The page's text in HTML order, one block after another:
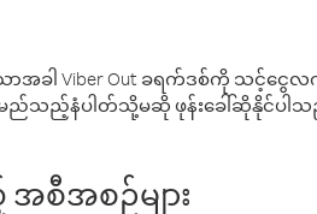
ါ Viber Out ခရက်ဒစ်ကို သင့်ငွေ
မည်သည့်နံပါတ်သို့မဆို ဖုန်းခေါ်ဆိုနိုင်ပါ
စီအစဉ်များ